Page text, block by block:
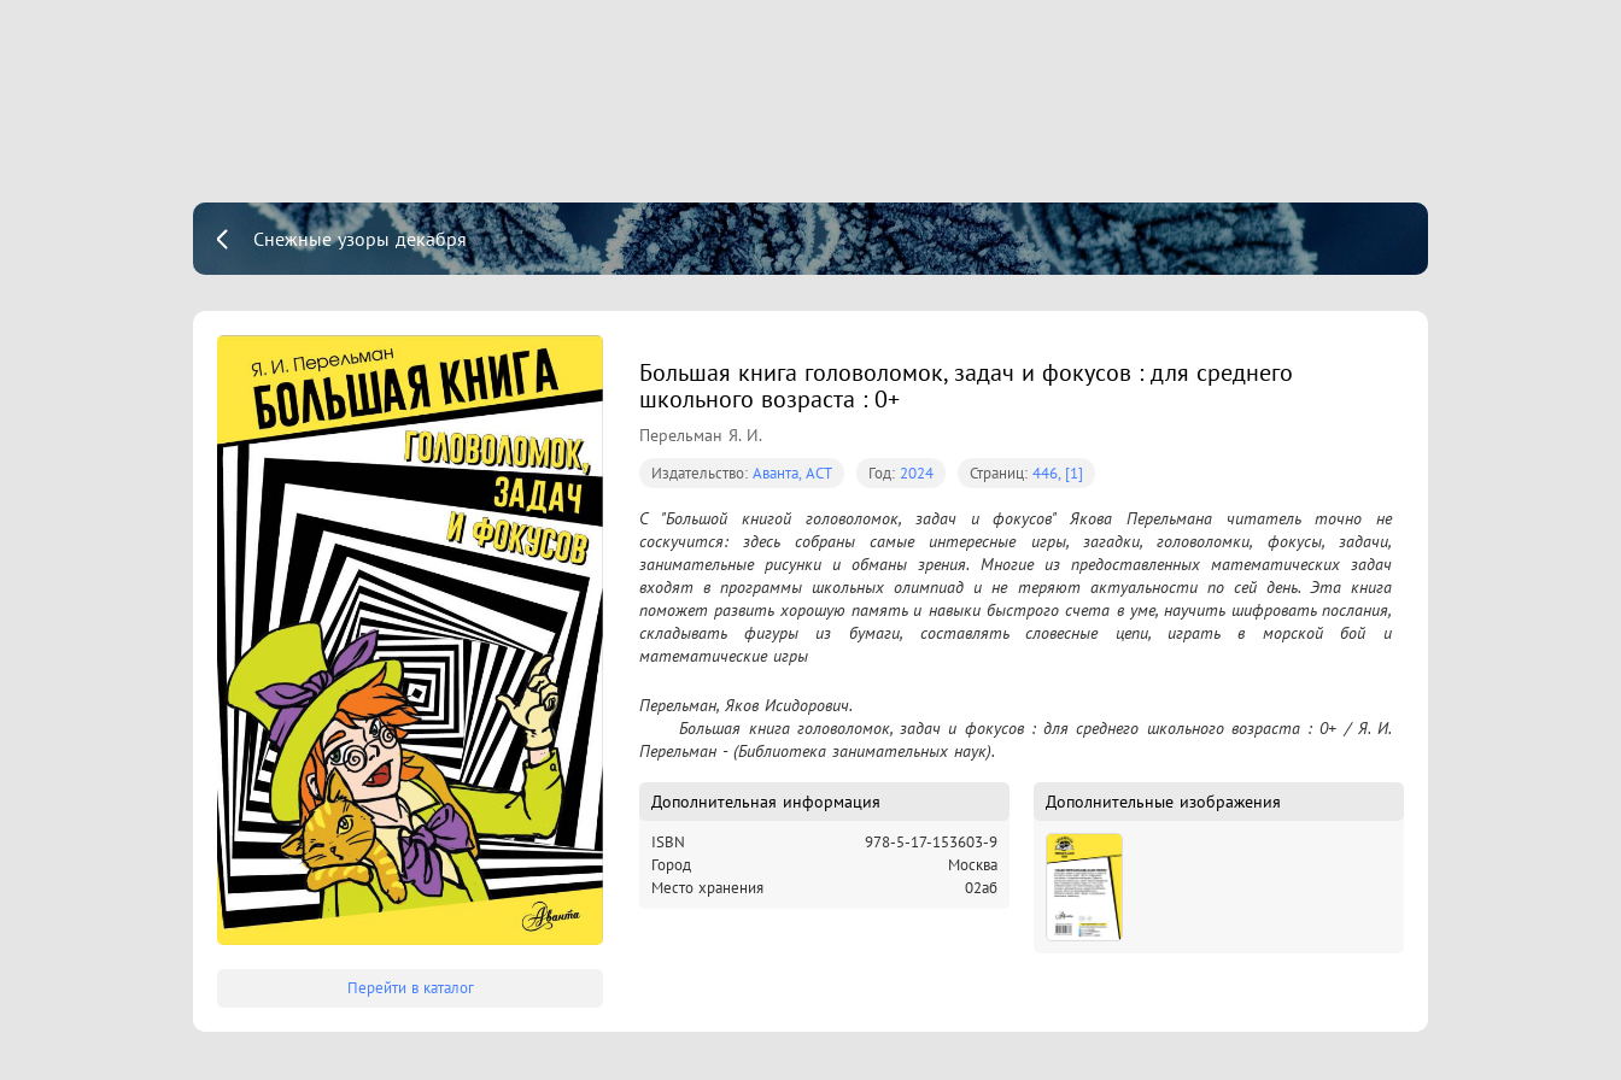
Снежные узоры декабря
Перейти в каталог
Большая книга головоломок, задач и фокусов : для среднего
школьного возраста : 0+
Перельман Я. И.
Издательство: Аванта, АСТ Год: 2024 Страниц: 446, [1]
С "Большой книгой головоломок, задач и фокусов" Якова Перельмана читатель точно не
соскучится: здесь собраны самые интересные игры, загадки, головоломки, фокусы, задачи,
занимательные рисунки и обманы зрения. Многие из предоставленных математических задач
входят в программы школьных олимпиад и не теряют актуальности по сей день. Эта книга
поможет развить хорошую память и навыки быстрого счета в уме, научить шифровать послания,
складывать фигуры из бумаги, составлять словесные цепи, играть в морской бой и
математические игры
Перельман, Яков Исидорович.
	Большая книга головоломок, задач и фокусов : для среднего школьного возраста : 0+ / Я. И.
Перельман - (Библиотека занимательных наук).
Дополнительная информация
ISBN
978-5-17-153603-9
Город
Москва
Место хранения
02аб
Дополнительные изображения